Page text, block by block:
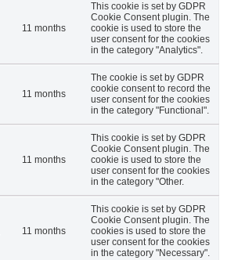
11 months
This cookie is set by GDPR
Cookie Consent plugin. The
cookie is used to store the
user consent for the cookies
in the category "Analytics".
11 months
The cookie is set by GDPR
cookie consent to record the
user consent for the cookies
in the category "Functional".
11 months
This cookie is set by GDPR
Cookie Consent plugin. The
cookie is used to store the
user consent for the cookies
in the category "Other.
11 months
This cookie is set by GDPR
Cookie Consent plugin. The
cookies is used to store the
user consent for the cookies
in the category "Necessary".